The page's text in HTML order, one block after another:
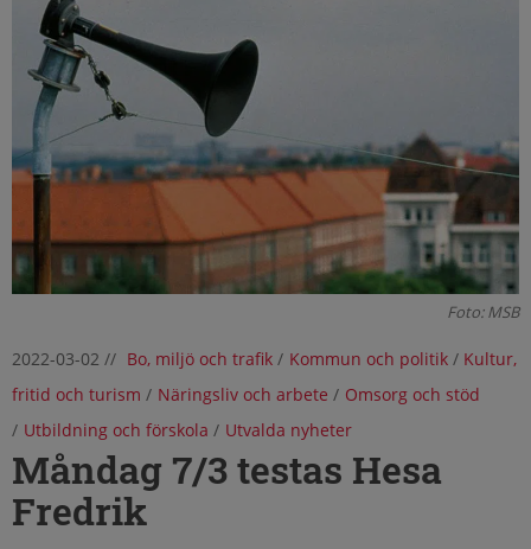
Foto: MSB
2022-03-02 // Bo, miljö och trafik/ Kommun och politik/ Kultur,
fritid och turism / Näringsliv och arbete / Omsorg och stöd
/ Utbildning och förskola / Utvalda nyheter
Måndag 7/3 testas Hesa
Fredrik